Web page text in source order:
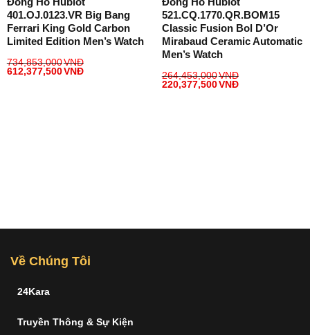
401.OJ.0123.VR Big Bang
Ferrari King Gold Carbon
Limited Edition Men’s Watch
734,853,000VNĐ
612,377,500VNĐ
521.CQ.1770.QR.BOM15
Classic Fusion Bol D’Or
Mirabaud Ceramic Automatic
Men’s Watch
264,453,000VNĐ
220,377,500VNĐ
Về Chúng Tôi
24Kara
Truyền Thông & Sự Kiện